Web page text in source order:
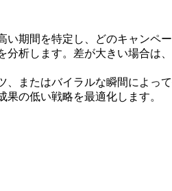
期間を特定し、どのキャンペ
析します。差が大きい場合
またはバイラルな瞬間によっ
の低い戦略を最適化します。